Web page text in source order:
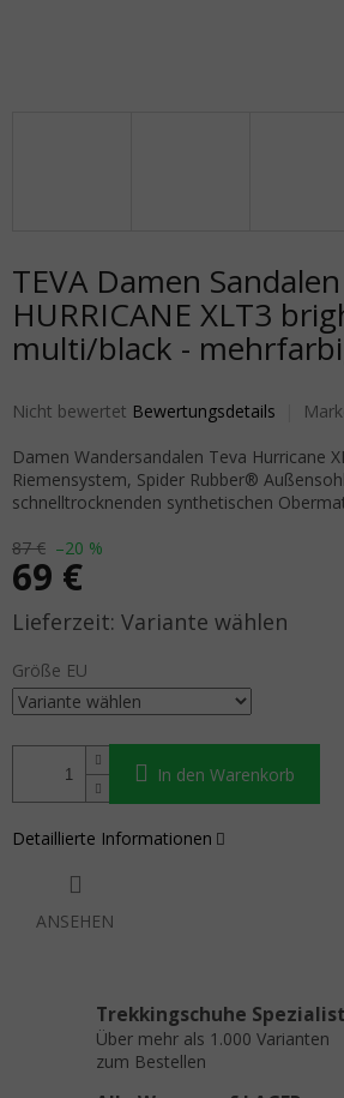
TEVA Damen Sandalen
HURRICANE XLT3
multi/black -
Die durchschnittliche Produktbewertung ist
Nicht bewertet Bewertungsdetails
87 € –20 %
69 €
Verkaufspreis: Variante wählen
Größe EU
In den Warenkorb
Damen Wandersandalen Teva Hurricane
Riemensystem, Spider Rubber®
schnelltrocknenden synthetischen
Detaillierte Informationen
ANSEHEN
Trekkingschuhe Spezialist
Über mehr als 1.000 Varianten
zum Bestellen